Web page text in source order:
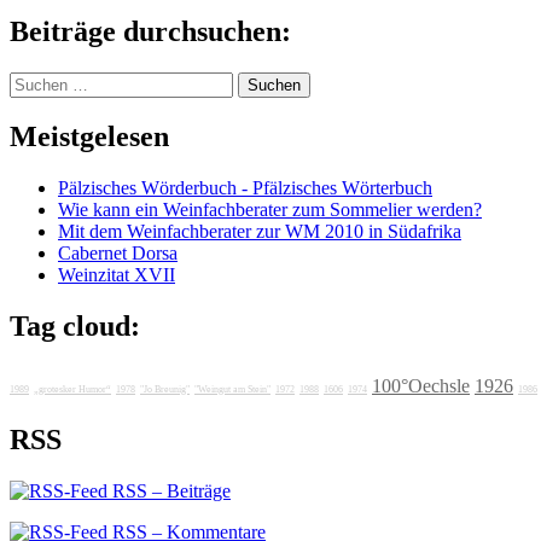
Beiträge durchsuchen:
Suchen
nach:
Meistgelesen
Pälzisches Wörderbuch - Pfälzisches Wörterbuch
Wie kann ein Weinfachberater zum Sommelier werden?
Mit dem Weinfachberater zur WM 2010 in Südafrika
Cabernet Dorsa
Weinzitat XVII
Tag cloud:
1989 „grotesker Humor“ 1978 "Jo Breunig" "Weingut am Stein" 1972 1988 1606 1974 100°Oechsle 1926 1986
RSS
RSS – Beiträge
RSS – Kommentare